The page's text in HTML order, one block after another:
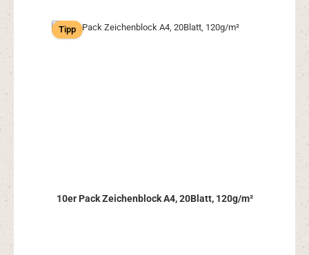
Tipp
10er Pack Zeichenblock A4, 20Blatt, 120g/m²